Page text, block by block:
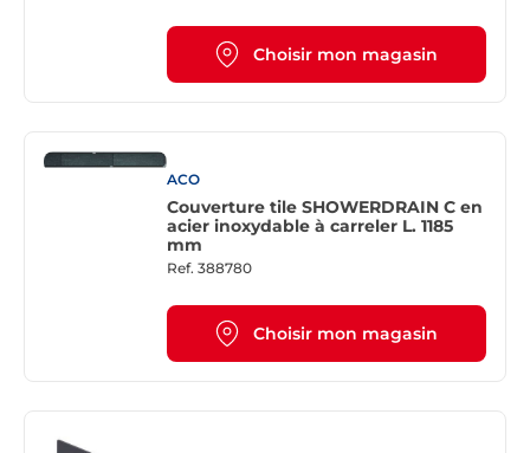
Choisir mon magasin
ACO
Couverture tile SHOWERDRAIN C en
acier inoxydable à carreler L. 1185
mm
Ref. 388780
Choisir mon magasin